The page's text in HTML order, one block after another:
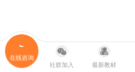
在线咨询
社群加入
最新教材